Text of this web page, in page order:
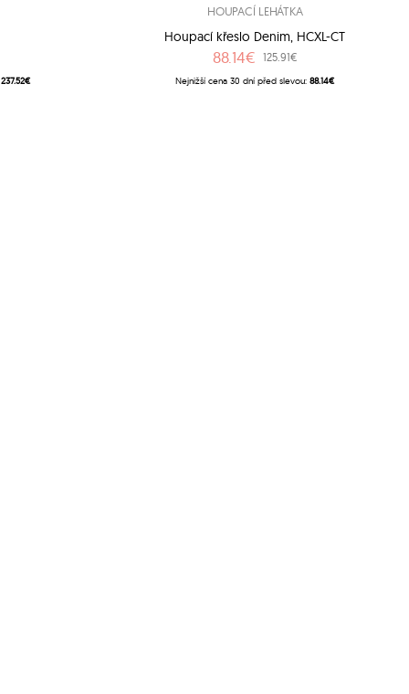
237.52€
HOUPACÍ LEHÁTKA
Houpací křeslo Denim, HCXL-CT
88.14€ 125.91€
Nejnižší cena 30 dní před slevou:88.14€